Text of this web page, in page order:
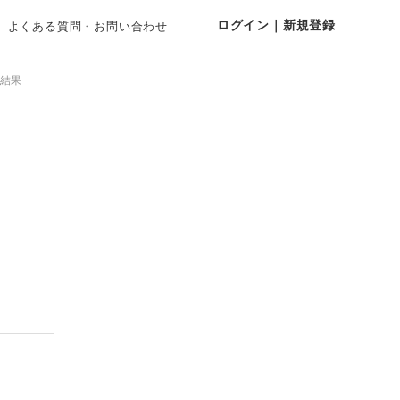
よくある質問・お問い合わせ ログイン｜新規登録
果